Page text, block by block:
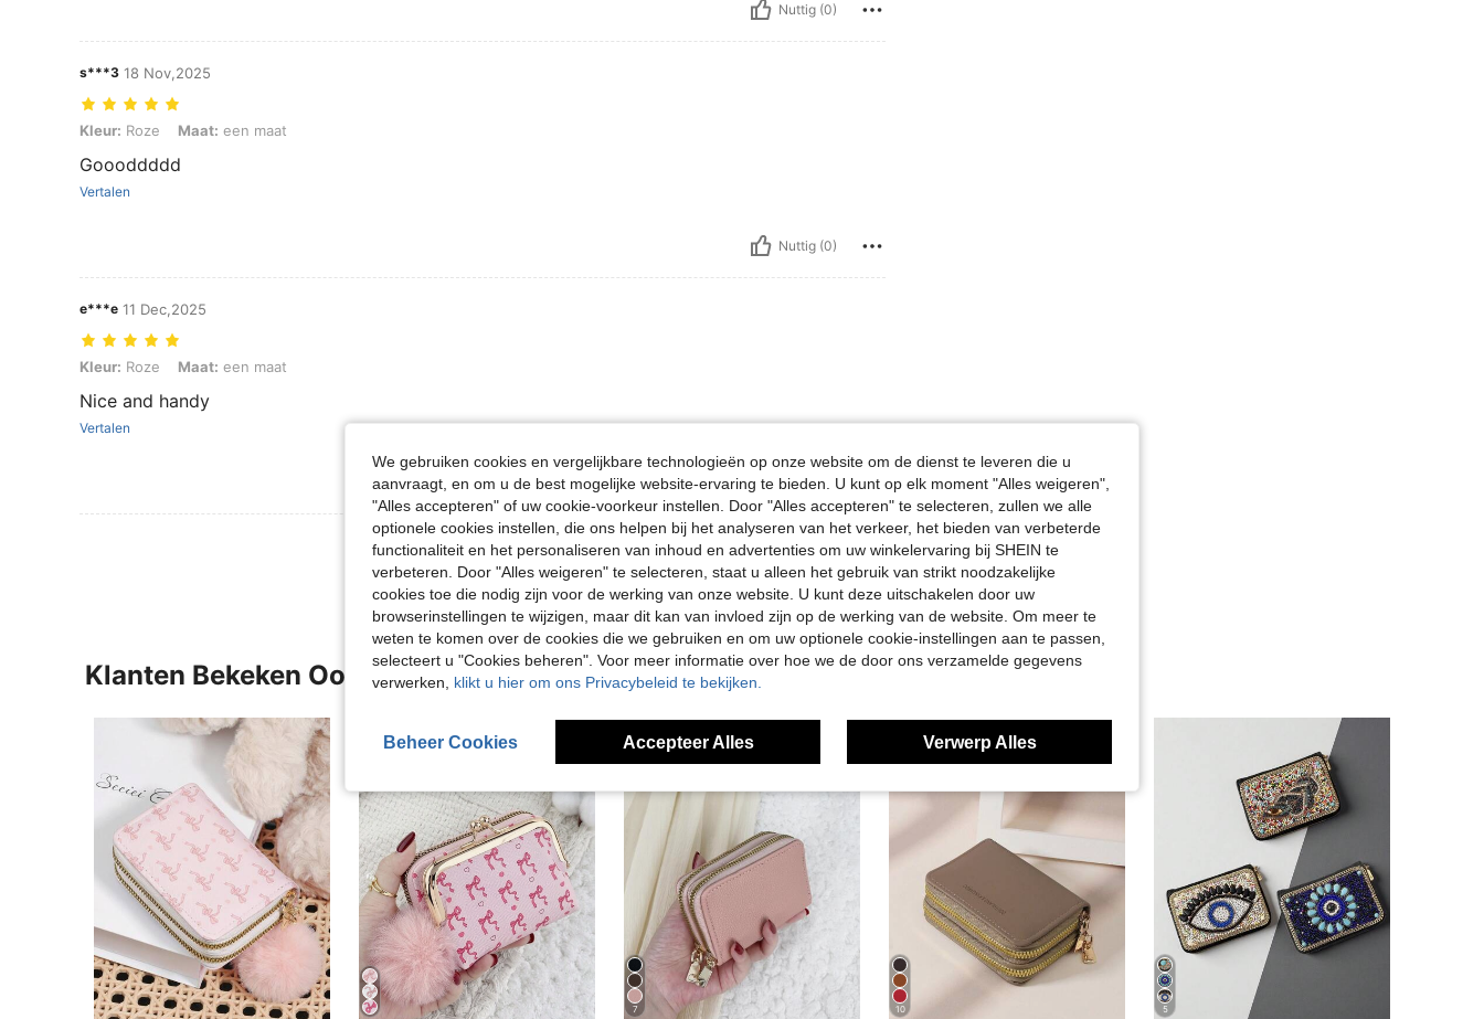
Nuttig (0)
s***3 18 Nov,2025
Kleur: Roze, Maat: een maat
Kleur: Roze Maat: een maat
Goooddddd
Vertalen
Nuttig (0)
e***e 11 Dec,2025
Kleur: Roze, Maat: een maat
Kleur: Roze Maat: een maat
Nice and handy
Vertalen
Nuttig (0)
Meer Beoordelingen Bekijken
Klanten Bekeken Ook
7 10 5
We gebruiken cookies en vergelijkbare technologieën op onze website om de dienst te leveren die u
aanvraagt, en om u de best mogelijke website-ervaring te bieden. U kunt op elk moment "Alles weigeren",
"Alles accepteren" of uw cookie-voorkeur instellen. Door "Alles accepteren" te selecteren, zullen we alle
optionele cookies instellen, die ons helpen bij het analyseren van het verkeer, het bieden van verbeterde
functionaliteit en het personaliseren van inhoud en advertenties om uw winkelervaring bij SHEIN te
verbeteren. Door "Alles weigeren" te selecteren, staat u alleen het gebruik van strikt noodzakelijke
cookies toe die nodig zijn voor de werking van onze website. U kunt deze uitschakelen door uw
browserinstellingen te wijzigen, maar dit kan van invloed zijn op de werking van de website. Om meer te
weten te komen over de cookies die we gebruiken en om uw optionele cookie-instellingen aan te passen,
selecteert u "Cookies beheren". Voor meer informatie over hoe we de door ons verzamelde gegevens
verwerken, klikt u hier om ons Privacybeleid te bekijken.
Beheer Cookies Accepteer Alles Verwerp Alles